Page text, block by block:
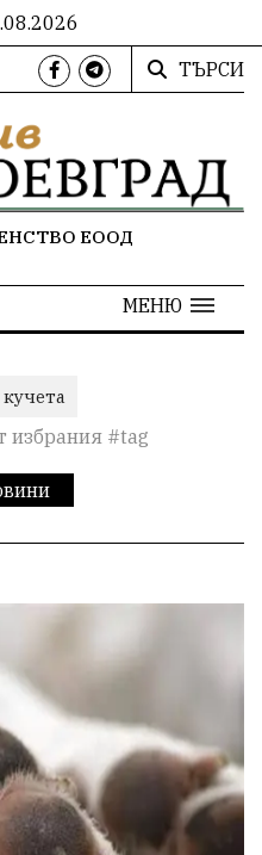
ТЪРСИ
ЕООД
МЕНЮ
избрания #tag